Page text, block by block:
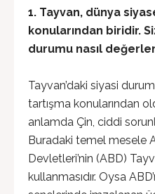
1. Tayvan, dünya
konularından biridir.
durumu nasıl
Tayvan’daki siyasi
tartışma konularından
anlamda Çin, ciddi
Buradaki temel mesele
Devletleri’nin (ABD)
kullanmasıdır. Oysa